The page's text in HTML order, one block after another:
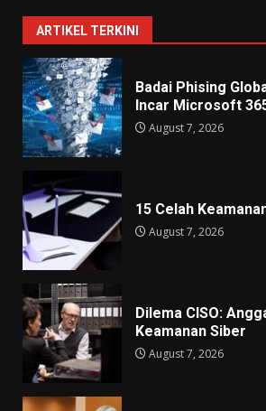
ARTIKEL TERKINI
Badai Phising
Incar Microsoft
August 7, 2026
15 Celah
August 7, 2026
Dilema CISO:
Keamanan Siber
August 7, 2026